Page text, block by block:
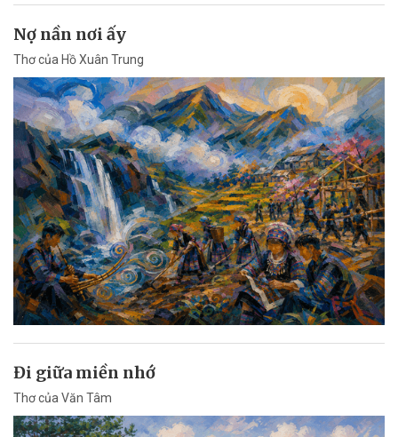
Nợ nần nơi ấy
Thơ của Hồ Xuân Trung
Đi giữa miền nhớ
Thơ của Văn Tâm